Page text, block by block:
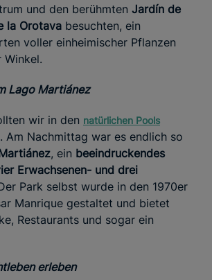
und den berühmten Jardín de
la Orotava besuchten, ein
voller einheimischer Pflanzen
Winkel.
Lago Martiánez
wir in den natürlichen Pools
Am Nachmittag war es endlich so
, ein beeindruckendes
Erwachsenen- und drei
Park selbst wurde in den 1970er
Manrique gestaltet und bietet
Restaurants und sogar ein
erleben